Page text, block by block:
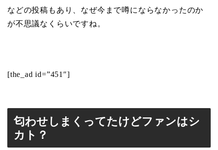
などの投稿もあり、なぜ今まで噂にならなかったのか
が不思議なくらいですね。
[the_ad id=”451″]
匂わせしまくってたけどファンはシ
カト？